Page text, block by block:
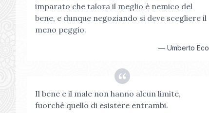
imparato che talora il meglio è nemico del
bene, e dunque negoziando si deve scegliere il
meno peggio.
—Umberto Eco
Il bene e il male non hanno alcun limite,
fuorché quello di esistere entrambi.